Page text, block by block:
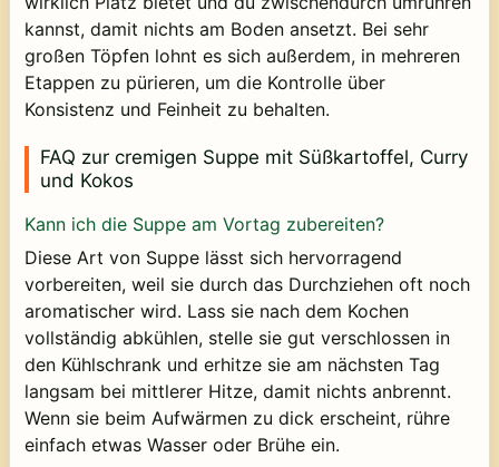
kannst, damit nichts am Boden ansetzt. Bei sehr
großen Töpfen lohnt es sich außerdem, in mehreren
Etappen zu pürieren, um die Kontrolle über
Konsistenz und Feinheit zu behalten.
FAQ zur cremigen Suppe mit Süßkartoffel, Curry
und Kokos
Kann ich die Suppe am Vortag zubereiten?
Diese Art von Suppe lässt sich hervorragend
vorbereiten, weil sie durch das Durchziehen oft noch
aromatischer wird. Lass sie nach dem Kochen
vollständig abkühlen, stelle sie gut verschlossen in
den Kühlschrank und erhitze sie am nächsten Tag
langsam bei mittlerer Hitze, damit nichts anbrennt.
Wenn sie beim Aufwärmen zu dick erscheint, rühre
einfach etwas Wasser oder Brühe ein.